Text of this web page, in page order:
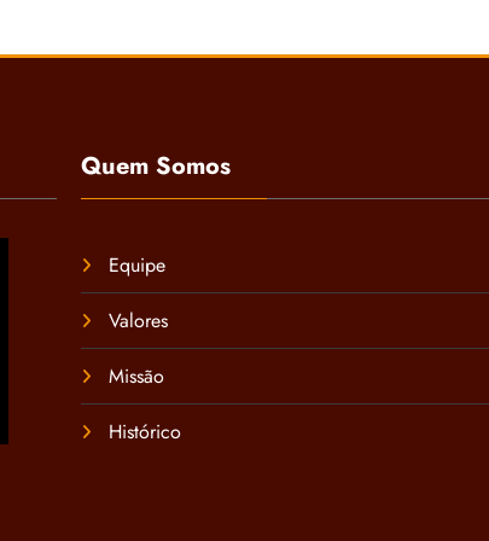
Quem Somos
Equipe
Valores
Missão
Histórico